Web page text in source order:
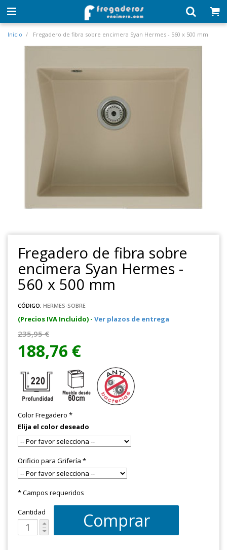
Inicio Fregadero de fibra sobre encimera Syan Hermes - 560 x 500 mm
Fregadero de fibra sobre
encimera Syan Hermes -
560 x 500 mm
CÓDIGO: HERMES-SOBRE
(Precios IVA Incluido) - Ver plazos de entrega
235,95 €
188,76 €
Color Fregadero *
Elija el color deseado
Orificio para Grifería *
* Campos requeridos
Cantidad Comprar